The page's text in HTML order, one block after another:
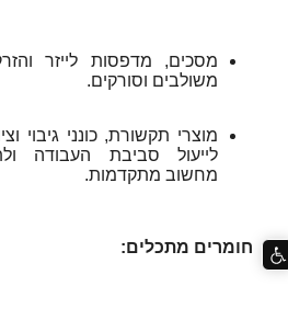
מסכים, מדפסות לייזר
משולבים וסורקים.
מוצרי תקשורת, כונני גיבוי
לייעול סביבת העבודה
מחשוב מתקדמות.
חומרים מתכלים: